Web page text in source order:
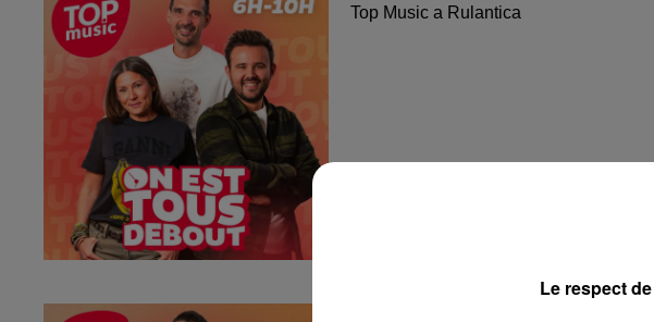
Top Music a Rulantica
Le respect